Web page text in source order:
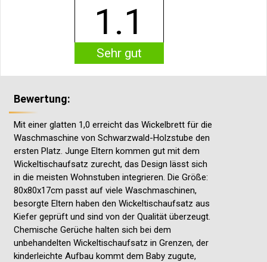
1.1
Sehr gut
Bewertung:
Mit einer glatten 1,0 erreicht das Wickelbrett für die
Waschmaschine von Schwarzwald-Holzstube den
ersten Platz. Junge Eltern kommen gut mit dem
Wickeltischaufsatz zurecht, das Design lässt sich
in die meisten Wohnstuben integrieren. Die Größe:
80x80x17cm passt auf viele Waschmaschinen,
besorgte Eltern haben den Wickeltischaufsatz aus
Kiefer geprüft und sind von der Qualität überzeugt.
Chemische Gerüche halten sich bei dem
unbehandelten Wickeltischaufsatz in Grenzen, der
kinderleichte Aufbau kommt dem Baby zugute,